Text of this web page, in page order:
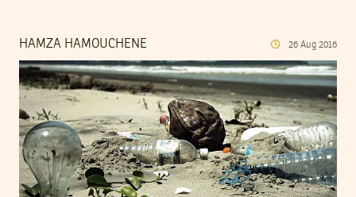
HAMZA HAMOUCHENE 26 Aug 2016